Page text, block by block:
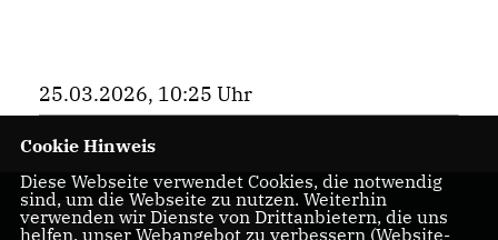
25.03.2026, 10:25 Uhr
Michael Meyer-
Cookie Hinweis
Diese Webseite verwendet Cookies, die notwendig
sind, um die Webseite zu nutzen. Weiterhin
verwenden wir Dienste von Drittanbietern, die uns
helfen, unser Webangebot zu verbessern (Website-